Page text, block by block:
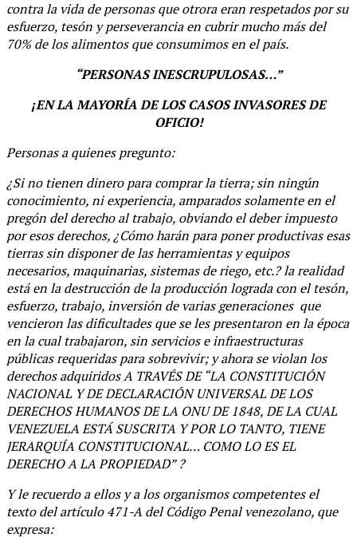
contra la vida de personas que otrora eran respetados por su
esfuerzo, tesón y perseverancia en cubrir mucho más del
70% de los alimentos que consumimos en el país.
“PERSONAS INESCRUPULOSAS…”
¡EN LA MAYORÍA DE LOS CASOS INVASORES DE
OFICIO!
Personas a quienes pregunto:
¿Si no tienen dinero para comprar la tierra; sin ningún
conocimiento, ni experiencia, amparados solamente en el
pregón del derecho al trabajo, obviando el deber impuesto
por esos derechos, ¿Cómo harán para poner productivas esas
tierras sin disponer de las herramientas y equipos
necesarios, maquinarias, sistemas de riego, etc.? la realidad
está en la destrucción de la producción lograda con el tesón,
esfuerzo, trabajo, inversión de varias generaciones que
vencieron las dificultades que se les presentaron en la época
en la cual trabajaron, sin servicios e infraestructuras
públicas requeridas para sobrevivir; y ahora se violan los
derechos adquiridos A TRAVÉS DE “LA CONSTITUCIÓN
NACIONAL Y DE DECLARACIÓN UNIVERSAL DE LOS
DERECHOS HUMANOS DE LA ONU DE 1848, DE LA CUAL
VENEZUELA ESTÁ SUSCRITA Y POR LO TANTO, TIENE
JERARQUÍA CONSTITUCIONAL… COMO LO ES EL
DERECHO A LA PROPIEDAD” ?
Y le recuerdo a ellos y a los organismos competentes el
texto del artículo 471-A del Código Penal venezolano, que
expresa: